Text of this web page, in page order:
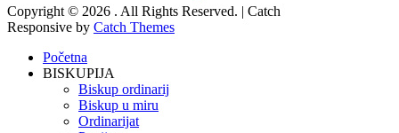
Copyright © 2026 . All Rights Reserved. | Catch
Responsive by Catch Themes
Početna
BISKUPIJA
Biskup ordinarij
Biskup u miru
Ordinarijat